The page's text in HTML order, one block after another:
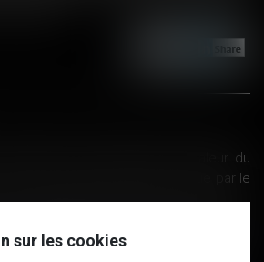
de l'écart entre la valeur du
du vendeur doit être prévue par le
entreprises en difficulté à cause des
sur les cookies